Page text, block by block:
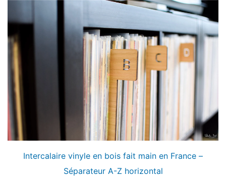
Intercalaire vinyle en bois fait main en France –
Séparateur A-Z horizontal